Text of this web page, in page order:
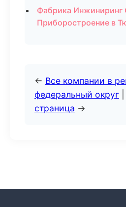
Фабрика Инжиниринг
Приборостроение в
← Все компании в
федеральный округ
страница →